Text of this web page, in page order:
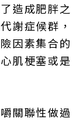
造成肥胖之
謝症候群，
因素集合的
肌梗塞或是
關聯性做過